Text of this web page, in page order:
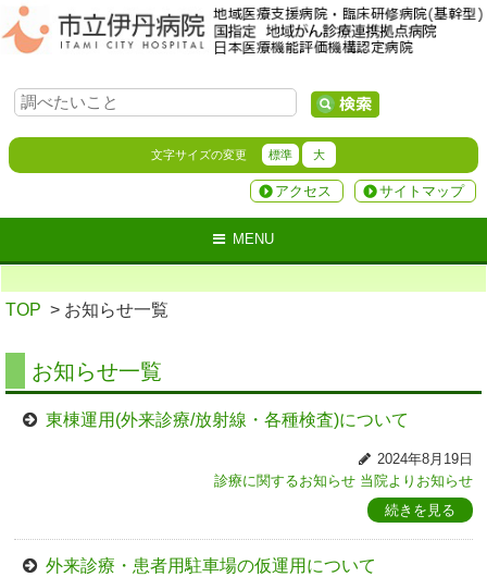
文字サイズの変更 標準 大
サイトマップ
アクセス
MENU
TOP > お知らせ一覧
お知らせ一覧
東棟運用(外来診療/放射線・各種検査)について
2024年8月19日
診療に関するお知らせ 当院よりお知らせ
続きを見る
外来診療・患者用駐車場の仮運用について